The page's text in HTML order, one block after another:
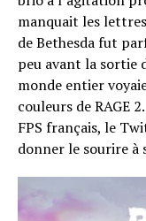
manquait les
de Bethesda fut
peu avant la sortie
monde entier
couleurs de RAGE
FPS français, le
donner le sourire à